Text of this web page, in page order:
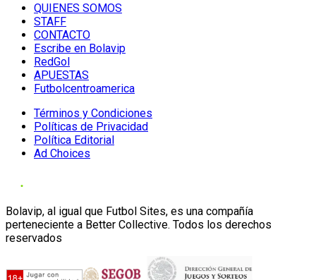
QUIENES SOMOS
STAFF
CONTACTO
Escribe en Bolavip
RedGol
APUESTAS
Futbolcentroamerica
Términos y Condiciones
Políticas de Privacidad
Política Editorial
Ad Choices
Bolavip, al igual que Futbol Sites, es una compañía
perteneciente a Better Collective. Todos los derechos
reservados